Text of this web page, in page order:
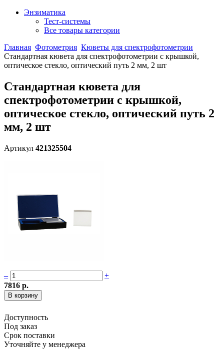
Энзиматика
Тест-системы
Все товары категории
Главная Фотометрия Кюветы для спектрофотометрии
Стандартная кювета для спектрофотометрии с крышкой,
оптическое стекло, оптический путь 2 мм, 2 шт
Стандартная кювета для
спектрофотометрии с крышкой,
оптическое стекло, оптический путь 2
мм, 2 шт
Артикул 421325504
–
+
7816 р.
Доступность
Под заказ
Срок поставки
Уточняйте у менеджера